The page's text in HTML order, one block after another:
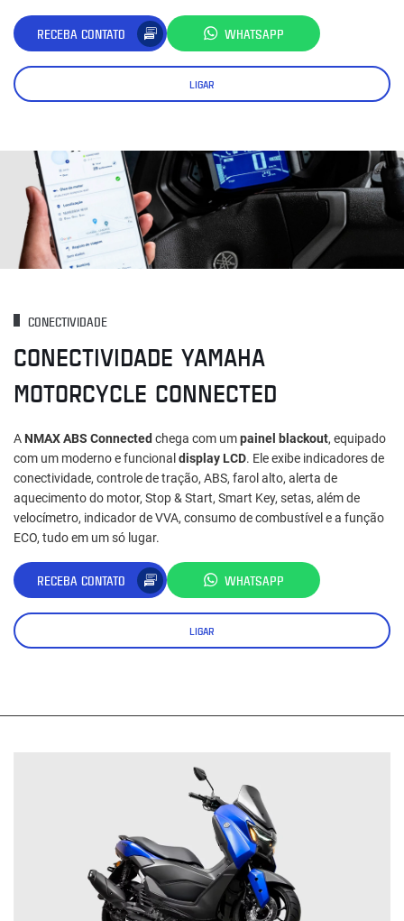
RECEBA CONTATO WHATSAPP
LIGAR
CONECTIVIDADE
CONECTIVIDADE YAMAHA
MOTORCYCLE CONNECTED
A NMAX ABS Connected chega com umpainel blackout, equipado
com um moderno e funcional display LCD. Ele exibe indicadores de
conectividade, controle de tração, ABS, farol alto, alerta de
aquecimento do motor, Stop & Start, Smart Key, setas, além de
velocímetro, indicador de VVA, consumo de combustível e a função
ECO, tudo em um só lugar.
RECEBA CONTATO WHATSAPP
LIGAR